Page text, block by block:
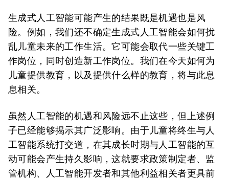
生成式人工智能可能产生的结果既是机遇也是风
险。例如，我们还不确定生成式人工智能会如何扰
乱儿童未来的工作生活。它可能会取代一些关键工
作岗位，同时创造新工作岗位。我们在今天如何为
儿童提供教育，以及提供什么样的教育，将与此息
息相关。
虽然人工智能的机遇和风险远不止这些，但上述例
子已经能够揭示其广泛影响。由于儿童将终生与人
工智能系统打交道，在其成长时期与人工智能的互
动可能会产生持久影响，这就要求政策制定者、监
管机构、人工智能开发者和其他利益相关者更具前